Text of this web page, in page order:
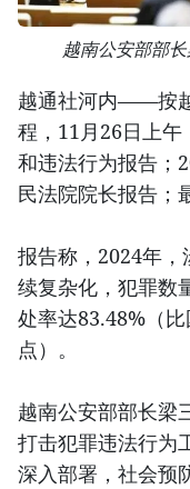
越南公安部部
越通社河内——按
程，11月26日上
和违法行为报告；
民法院院长报告；
报告称，2024年
续复杂化，犯罪数
处率达83.48%（
点）。
越南公安部部长梁
打击犯罪违法行为
深入部署，社会预